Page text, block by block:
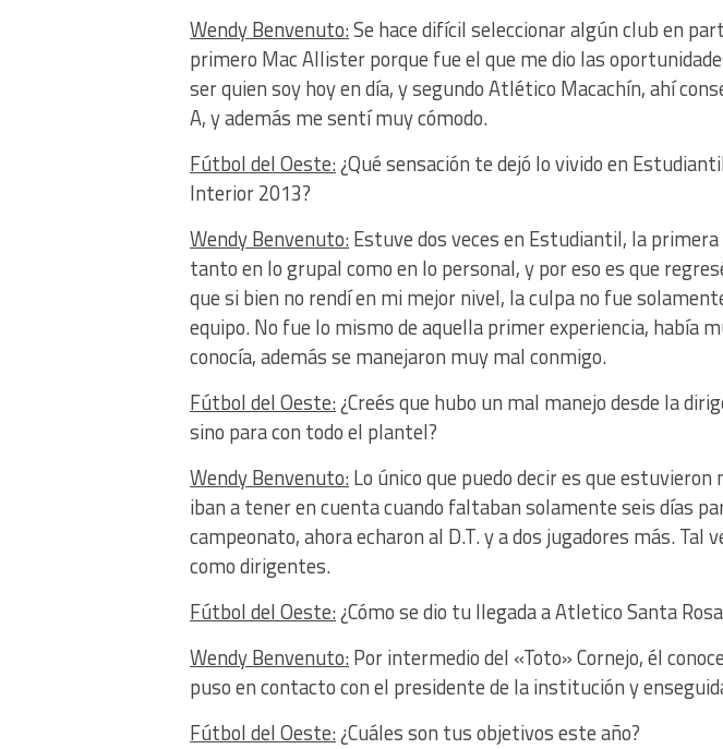
Wendy Benvenuto:Se hace difícil seleccionar algún club en
primero Mac Allister porque fue el que me dio las
ser quien soy hoy en día, y segundo Atlético Macachín, ahí
A, y además me sentí muy cómodo.
Fútbol del Oeste:¿Qué sensación te dejó lo vivido en
Interior 2013?
Wendy Benvenuto:Estuve dos veces en Estudiantil, la
tanto en lo grupal como en lo personal, y por eso es que
que si bien no rendí en mi mejor nivel, la culpa no fue
equipo. No fue lo mismo de aquella primer experiencia, había
conocía, además se manejaron muy mal conmigo.
Fútbol del Oeste:¿Creés que hubo un mal manejo desde la
sino para con todo el plantel?
Wendy Benvenuto:Lo único que puedo decir es que
iban a tener en cuenta cuando faltaban solamente seis días
campeonato, ahora echaron al D.T. y a dos jugadores más. Tal
como dirigentes.
Fútbol del Oeste:¿Cómo se dio tu llegada a Atletico Santa
Wendy Benvenuto:Por intermedio del «Toto» Cornejo, él
puso en contacto con el presidente de la institución y
Fútbol del Oeste:¿Cuáles son tus objetivos este año?